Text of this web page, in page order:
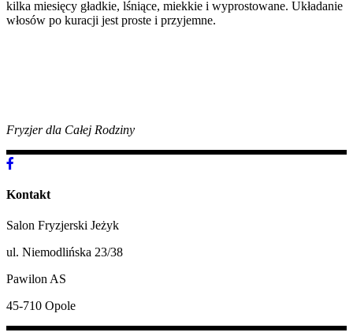
kilka miesięcy gładkie, lśniące, miekkie i wyprostowane. Układanie
włosów po kuracji jest proste i przyjemne.
Fryzjer dla Całej Rodziny
Kontakt
Salon Fryzjerski Jeżyk
ul. Niemodlińska 23/38
Pawilon AS
45-710 Opole